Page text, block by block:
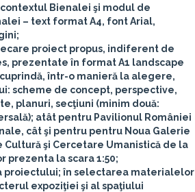
Bienalei şi modul de
– text format A4, font Arial,
proiect propus, indiferent de
prezentate în format A1 landscape
cuprindă, într-o manieră la alegere,
scheme de concept, perspective,
planuri, secţiuni (minim două:
atât pentru Pavilionul României
cât şi pentru pentru Noua Galerie
Cultură şi Cercetare Umanistică de la
prezenta la scara 1:50;
proiectului; în selectarea materialelor
expoziţiei şi al spaţiului